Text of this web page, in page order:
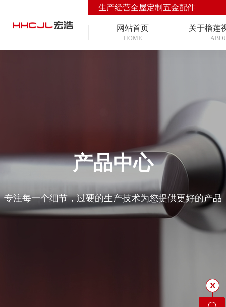
生产经营全屋定制五金配件
网站首页
HOME
关于榴莲
产品中心
专注每一个细节，过硬的生产技术为您提供更好的产品